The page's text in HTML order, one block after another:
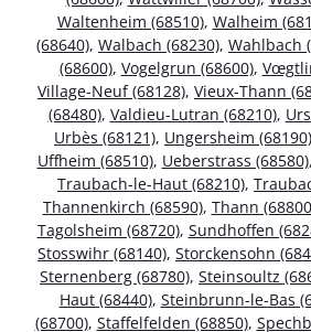
Waltenheim (68510), Walheim
(68640), Walbach (68230), Wahlbach
(68600), Vogelgrun (68600),
Village-Neuf (68128), Vieux-Thann
(68480), Valdieu-Lutran (68210),
Urbès (68121), Ungersheim (68190)
Uffheim (68510), Ueberstrass (68580),
Traubach-le-Haut (68210),
Thannenkirch (68590), Thann
Tagolsheim (68720), Sundhoffen
Stosswihr (68140), Storckensohn
Sternenberg (68780), Steinsoultz
Haut (68440), Steinbrunn-le-Bas
(68700), Staffelfelden (68850),